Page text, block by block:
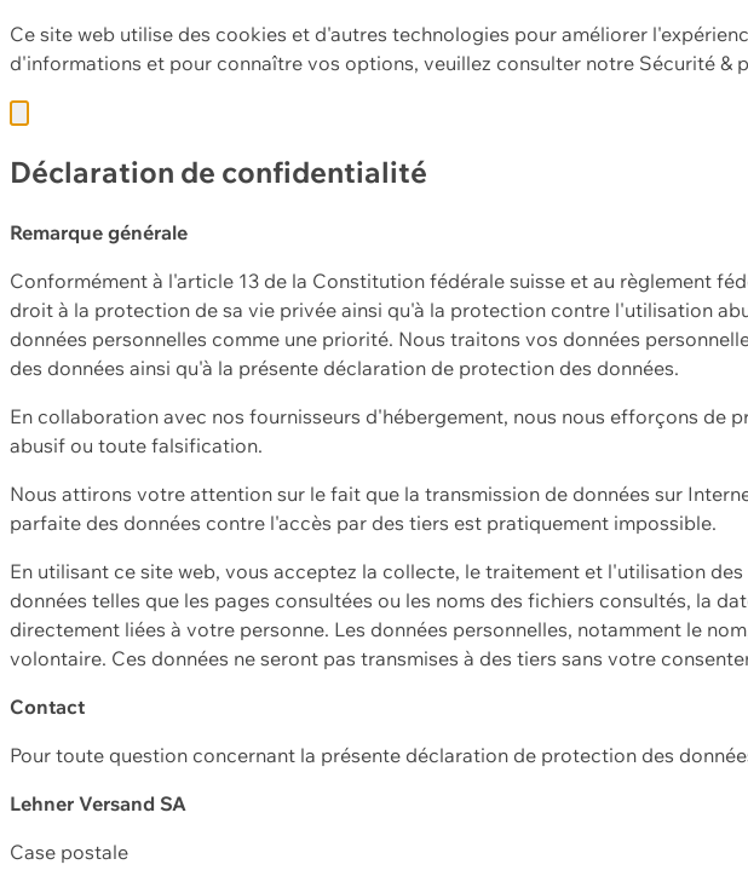
Ce site web utilise des cookies et d'autres technologies pour améliorer
d'informations et pour connaître vos options, veuillez consulter notre Sécurité &
Déclaration de confidentialité
Remarque générale
Conformément à l'article 13 de la Constitution fédérale suisse et au règlement
droit à la protection de sa vie privée ainsi qu'à la protection contre l'utilisation
données personnelles comme une priorité. Nous traitons vos données
des données ainsi qu'à la présente déclaration de protection des données.
En collaboration avec nos fournisseurs d'hébergement, nous nous efforçons de
abusif ou toute falsification.
Nous attirons votre attention sur le fait que la transmission de données sur
parfaite des données contre l'accès par des tiers est pratiquement impossible.
En utilisant ce site web, vous acceptez la collecte, le traitement et l'utilisation
données telles que les pages consultées ou les noms des fichiers consultés, la
directement liées à votre personne. Les données personnelles, notamment le
volontaire. Ces données ne seront pas transmises à des tiers sans votre
Contact
Pour toute question concernant la présente déclaration de protection des
Lehner Versand SA
Case postale